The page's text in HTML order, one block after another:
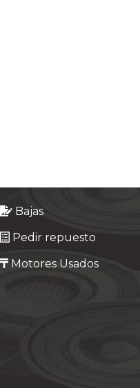
Bajas
Pedir repuesto
Motores Usados